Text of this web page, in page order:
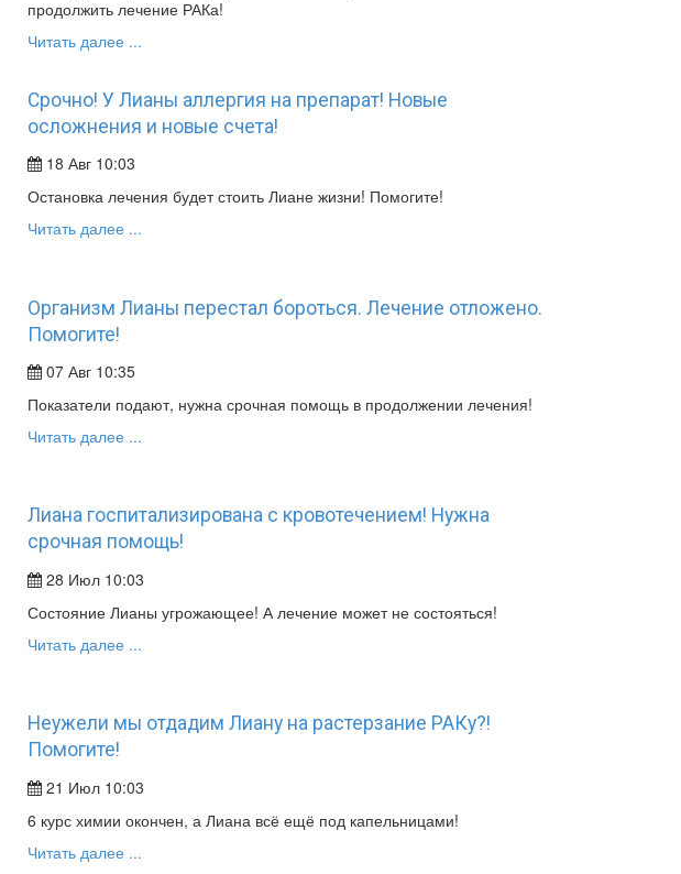
продолжить лечение РАКа!
Читать далее ...
Срочно! У Лианы аллергия на препарат! Новые
осложнения и новые счета!
18 Авг 10:03
Остановка лечения будет стоить Лиане жизни! Помогите!
Читать далее ...
Организм Лианы перестал бороться. Лечение отложено.
Помогите!
07 Авг 10:35
Показатели подают, нужна срочная помощь в продолжении лечения!
Читать далее ...
Лиана госпитализирована с кровотечением! Нужна
срочная помощь!
28 Июл 10:03
Состояние Лианы угрожающее! А лечение может не состояться!
Читать далее ...
Неужели мы отдадим Лиану на растерзание РАКу?!
Помогите!
21 Июл 10:03
6 курс химии окончен, а Лиана всё ещё под капельницами!
Читать далее ...